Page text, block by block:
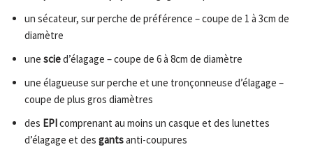
un sécateur, sur perche de préférence – coupe de 1 à 3cm de
diamètre
une scied’élagage – coupe de 6 à 8cm de diamètre
une élagueuse sur perche et une tronçonneuse d’élagage –
coupe de plus gros diamètres
des EPIcomprenant au moins un casque et des lunettes
d’élagage et des gantsanti-coupures